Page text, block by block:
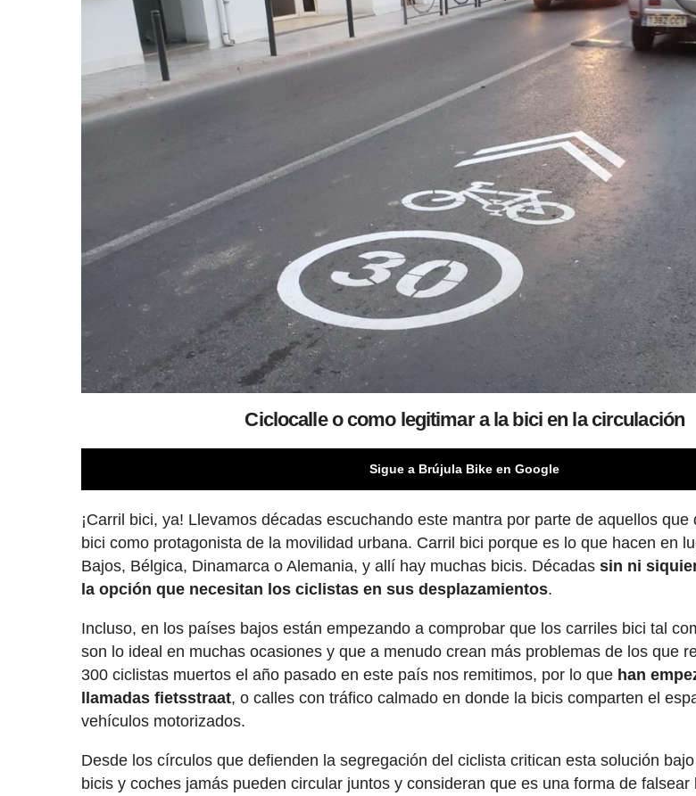
Ciclocalle o como legitimar a la bici en la circulación
Sigue a Brújula Bike en Google
¡Carril bici, ya! Llevamos décadas escuchando este mantra por parte de aquellos que
bici como protagonista de la movilidad urbana. Carril bici porque es lo que hacen en
Bajos, Bélgica, Dinamarca o Alemania, y allí hay muchas bicis. Décadassin ni
la opción que necesitan los ciclistas en sus desplazamientos.
Incluso, en los países bajos están empezando a comprobar que los carriles bici tal
son lo ideal en muchas ocasiones y que a menudo crean más problemas de los que
300 ciclistas muertos el año pasado en este país nos remitimos, por lo que han
llamadas fietsstraat, o calles con tráfico calmado en donde la bicis comparten el
vehículos motorizados.
Desde los círculos que defienden la segregación del ciclista critican esta solución
bicis y coches jamás pueden circular juntos y consideran que es una forma de falsear